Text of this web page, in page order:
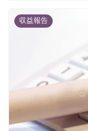
収益報告